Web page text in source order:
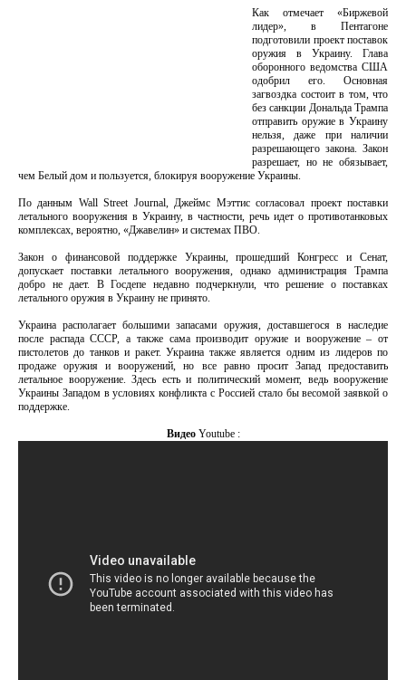
Как отмечает «Биржевой
лидер», в Пентагоне
подготовили проект поставок
оружия в Украину. Глава
оборонного ведомства США
одобрил его. Основная
загвоздка состоит в том, что
без санкции Дональда Трампа
отправить оружие в Украину
нельзя, даже при наличии
разрешающего закона. Закон
разрешает, но не обязывает,
чем Белый дом и пользуется, блокируя вооружение Украины.
По данным Wall Street Journal, Джеймс Мэттис согласовал проект поставки
летального вооружения в Украину, в частности, речь идет о противотанковых
комплексах, вероятно, «Джавелин» и системах ПВО.
Закон о финансовой поддержке Украины, прошедший Конгресс и Сенат,
допускает поставки летального вооружения, однако администрация Трампа
добро не дает. В Госдепе недавно подчеркнули, что решение о поставках
летального оружия в Украину не принято.
Украина располагает большими запасами оружия, доставшегося в наследие
после распада СССР, а также сама производит оружие и вооружение – от
пистолетов до танков и ракет. Украина также является одним из лидеров по
продаже оружия и вооружений, но все равно просит Запад предоставить
летальное вооружение. Здесь есть и политический момент, ведь вооружение
Украины Западом в условиях конфликта с Россией стало бы весомой заявкой о
поддержке.
ВидеоYoutube :